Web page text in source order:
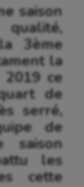
saison
3ème
la
ce
de
serré,
de
saison
les
cette